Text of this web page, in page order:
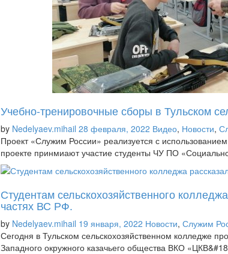
Учебно-тренировочные сборы в Тульском
by Nedelyaev.mihail 28 февраля, 2022 Видео, Новости,
Проект «Служим России» реализуется с
проекте принмиают участие студенты ЧУ ПО
Студентам сельскохозяйственного
частях ВС РФ.
by Nedelyaev.mihail 19 января, 2022 Новости, Служим
Сегодня в Тульском сельскохозяйственном колледже
Западного окружного казачьего общества ВКО